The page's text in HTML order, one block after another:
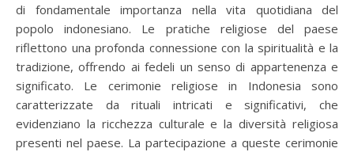
di fondamentale importanza nella vita quotidiana del
popolo indonesiano. Le pratiche religiose del paese
riflettono una profonda connessione con la spiritualità e la
tradizione, offrendo ai fedeli un senso di appartenenza e
significato. Le cerimonie religiose in Indonesia sono
caratterizzate da rituali intricati e significativi, che
evidenziano la ricchezza culturale e la diversità religiosa
presenti nel paese. La partecipazione a queste cerimonie